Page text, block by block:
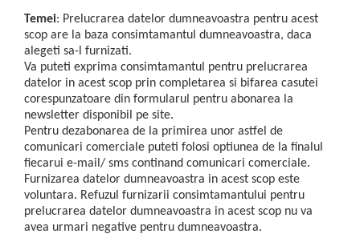
Temei: Prelucrarea datelor dumneavoastra pentru acest
scop are la baza consimtamantul dumneavoastra, daca
alegeti sa-l furnizati.
Va puteti exprima consimtamantul pentru prelucrarea
datelor in acest scop prin completarea si bifarea casutei
corespunzatoare din formularul pentru abonarea la
newsletter disponibil pe site.
Pentru dezabonarea de la primirea unor astfel de
comunicari comerciale puteti folosi optiunea de la finalul
fiecarui e-mail/ sms continand comunicari comerciale.
Furnizarea datelor dumneavoastra in acest scop este
voluntara. Refuzul furnizarii consimtamantului pentru
prelucrarea datelor dumneavoastra in acest scop nu va
avea urmari negative pentru dumneavoastra.